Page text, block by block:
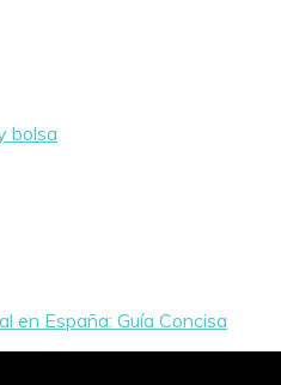
bolsa
en España: Guía Concisa